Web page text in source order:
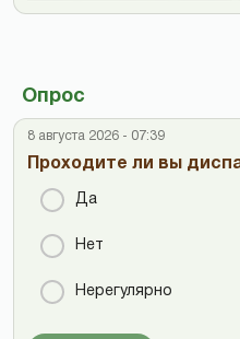
Опрос
8 августа 2026 - 07:39
Проходите ли вы
Да
Нет
Нерегулярно